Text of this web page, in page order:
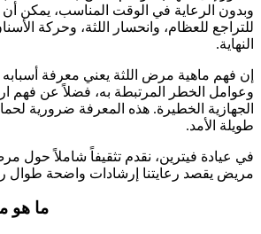
وبدون الرعاية في الوقت المناسب، يمكن أن
للتراجع للعظام، وانحسار اللثة، وحركة
النهاية.
إن فهم ماهية مرض اللثة يعني معرفة أسبابه
وعوامل الخطر المرتبطة به، فضلاً عن فهم
الجهازية الخطيرة. هذه المعرفة ضرورية
طويلة الأمد.
في عيادة فيترين، نقدم تثقيفاً شاملاً حول
مريض يقصد رعايتنا إرشادات واضحة طوال
ما هو